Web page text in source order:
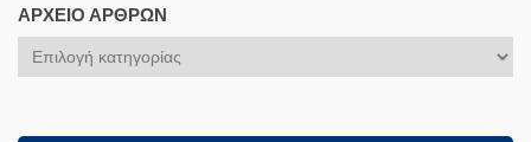
ΑΡΧΕΊΟ ΆΡΘΡΩΝ
Αρχείο
Άρθρων